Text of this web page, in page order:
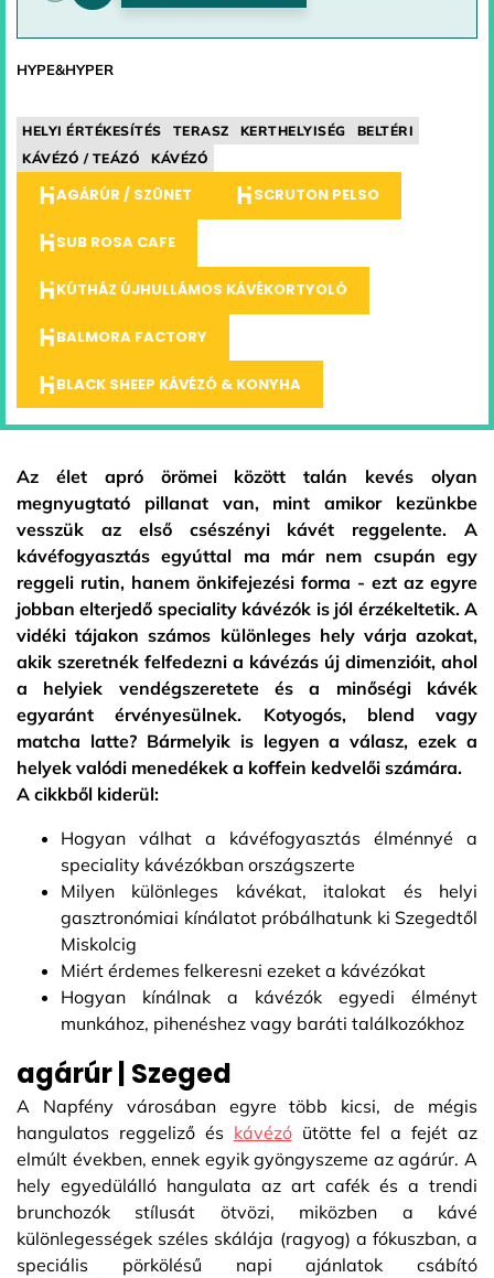
HYPE&HYPER
HELYI ÉRTÉKESÍTÉS TERASZ KERTHELYISÉG
BELTÉRI
KÁVÉZÓ / TEÁZÓ
KÁVÉZÓ
AGÁRÚR / SZÜNET SCRUTON PELSO
SUB ROSA CAFE
KÚTHÁZ ÚJHULLÁMOS KÁVÉKORTYOLÓ
BALMORA FACTORY
BLACK SHEEP KÁVÉZÓ & KONYHA
Az élet apró örömei között talán kevés olyan
megnyugtató pillanat van, mint amikor kezünkbe
vesszük az első csészényi kávét reggelente. A
kávéfogyasztás egyúttal ma már nem csupán egy
reggeli rutin, hanem önkifejezési forma - ezt az egyre
jobban elterjedő speciality kávézók is jól érzékeltetik. A
vidéki tájakon számos különleges hely várja azokat,
akik szeretnék felfedezni a kávézás új dimenzióit, ahol
a helyiek vendégszeretete és a minőségi kávék
egyaránt érvényesülnek. Kotyogós, blend vagy
matcha latte? Bármelyik is legyen a válasz, ezek a
helyek valódi menedékek a koffein kedvelői számára.
A cikkből kiderül:
Hogyan válhat a kávéfogyasztás élménnyé a
speciality kávézókban országszerte
Milyen különleges kávékat, italokat és helyi
gasztronómiai kínálatot próbálhatunk ki Szegedtől
Miskolcig
Miért érdemes felkeresni ezeket a kávézókat
Hogyan kínálnak a kávézók egyedi élményt
munkához, pihenéshez vagy baráti találkozókhoz
agárúr | Szeged
A Napfény városában egyre több kicsi, de mégis
hangulatos reggeliző és kávézóütötte fel a fejét az
elmúlt években, ennek egyik gyöngyszeme az agárúr. A
hely egyedülálló hangulata az art cafék és a trendi
brunchozók stílusát ötvözi, miközben a kávé
különlegességek széles skálája (ragyog) a fókuszban, a
speciális pörkölésű napi ajánlatok csábító